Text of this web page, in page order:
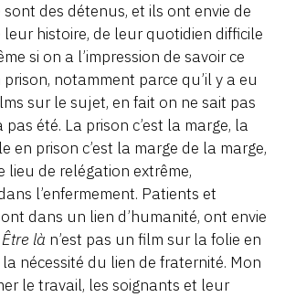
sont des détenus, et ils ont envie de
leur histoire, de leur quotidien difficile
si on a l’impression de savoir ce
notamment parce qu’il y a eu
sur le sujet, en fait on ne sait pas
pas été. La prison c’est la marge, la
en prison c’est la marge de la marge,
lieu de relégation extrême,
l’enfermement. Patients et
dans un lien d’humanité, ont envie
Être là n’est pas un film sur la folie en
nécessité du lien de fraternité. Mon
le travail, les soignants et leur